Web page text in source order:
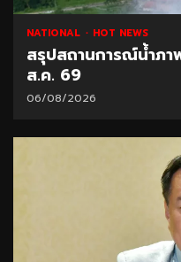
NATIONAL HOT NEWS
สรุปสถานการณ์น้ำภ
ส.ค. 69
06/08/2026